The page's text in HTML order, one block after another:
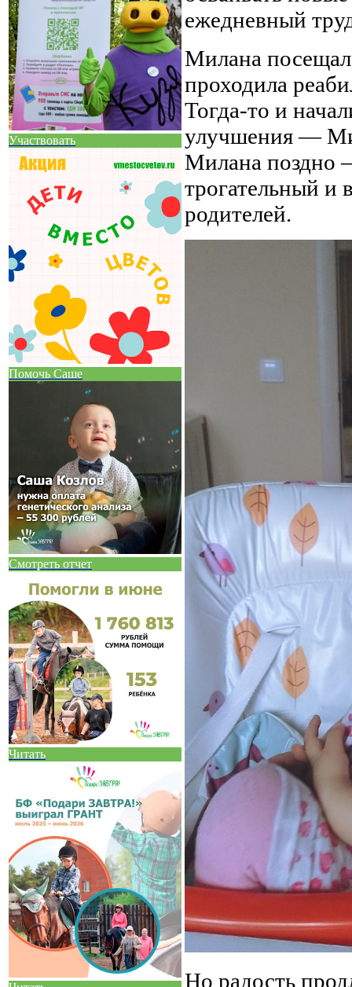
Участвовать
Помочь Саше
Смотреть отчет
Читать
ежедневный
Милана
проходила
Тогда-то и
улучшения —
Милана поздно
трогательный
родителей.
Но радость